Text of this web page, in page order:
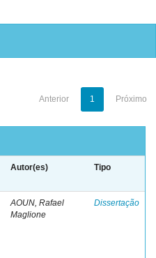
Anterior 1 Próximo
Autor(es) Tipo
AOUN, Rafael
Maglione
Dissertação